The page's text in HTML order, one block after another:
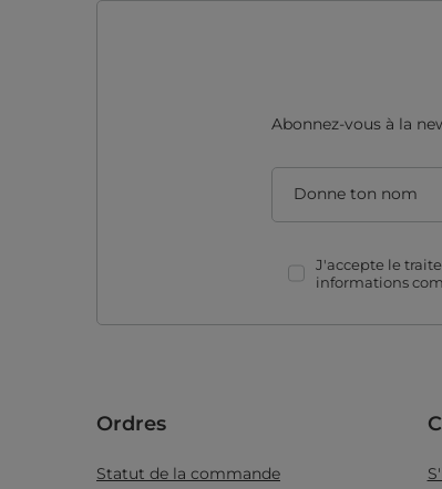
Abonnez-vous à la
Donne ton nom
J'accepte le
informations
Ordres
Statut de la commande